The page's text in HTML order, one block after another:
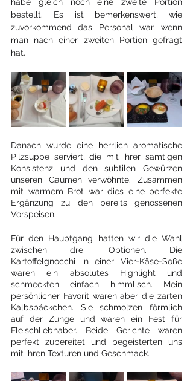
bestellt. Es ist bemerkenswert, wie
zuvorkommend das Personal war, wenn
man nach einer zweiten Portion gefragt
hat.
Danach wurde eine herrlich aromatische
Pilzsuppe serviert, die mit ihrer samtigen
Konsistenz und den subtilen Gewürzen
unseren Gaumen verwöhnte. Zusammen
mit warmem Brot war dies eine perfekte
Ergänzung zu den bereits genossenen
Vorspeisen.
Für den Hauptgang hatten wir die Wahl
zwischen drei Optionen. Die
Kartoffelgnocchi in einer Vier-Käse-Soße
waren ein absolutes Highlight und
schmeckten einfach himmlisch. Mein
persönlicher Favorit waren aber die zarten
Kalbsbäckchen. Sie schmolzen förmlich
auf der Zunge und waren ein Fest für
Fleischliebhaber. Beide Gerichte waren
perfekt zubereitet und begeisterten uns
mit ihren Texturen und Geschmack.